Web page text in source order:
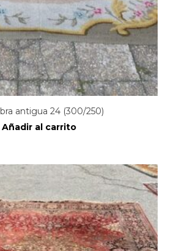
antigua 24 (300/250)
Añadir al carrito